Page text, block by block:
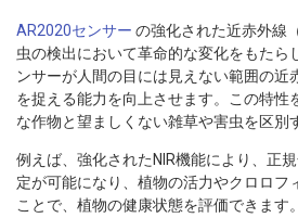
AR2020センサー の強化された近赤外線
虫の検出において革命的な変化をもたら
ンサーが人間の目には見えない範囲の近
を捉える能力を向上させます。この特性
な作物と望ましくない雑草や害虫を区別
例えば、強化されたNIR機能により、正
定が可能になり、植物の活力やクロロフ
ことで、植物の健康状態を評価できます